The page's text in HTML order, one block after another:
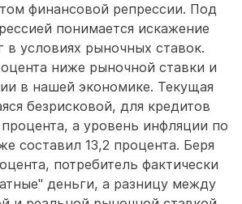
финансовой репрессии. Под
понимается искажение
в условиях рыночных ставок.
ниже рыночной ставки и
в нашей экономике. Текущая
безрисковой, для кредитов
процента, а уровень инфляции по
составил 13,2 процента. Беря
потребитель фактически
деньги, а разницу между